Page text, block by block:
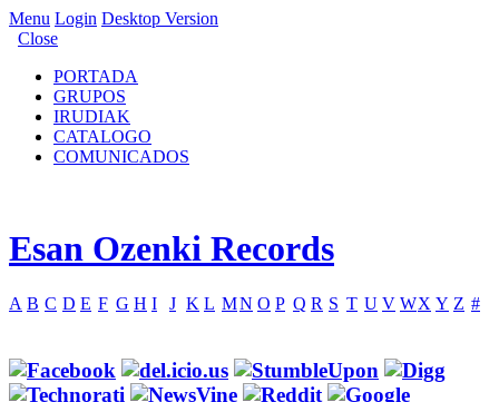
Menu Login Desktop Version
Close
PORTADA
GRUPOS
IRUDIAK
CATALOGO
COMUNICADOS
Esan Ozenki Records
A B C D E F G H I J K L MN O P Q R S T U V WX Y Z #